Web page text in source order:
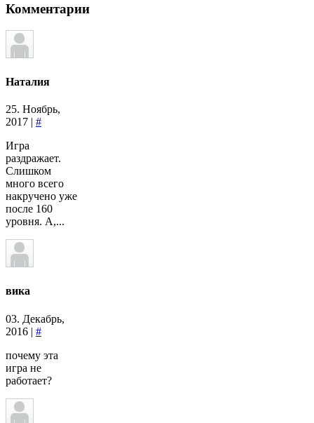
Комментарии
Наталия
25. Ноябрь,
2017 | #
Игра
раздражает.
Слишком
много всего
накручено уже
после 160
уровня. А,...
вика
03. Декабрь,
2016 | #
почему эта
игра не
работает?